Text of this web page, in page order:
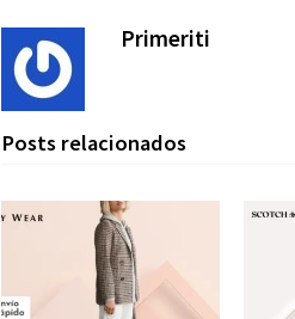
Primeriti
Posts relacionados